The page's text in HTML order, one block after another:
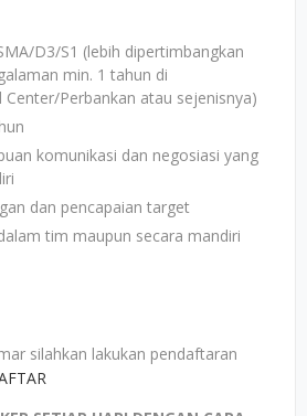
D3/S1 (lebih dipertimbangkan
min. 1 tahun di
Center/Perbankan atau sejenisnya)
komunikasi dan negosiasi yang
dan pencapaian target
tim maupun secara mandiri
silahkan lakukan pendaftaran